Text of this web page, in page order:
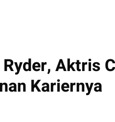
Aktris
Kariernya